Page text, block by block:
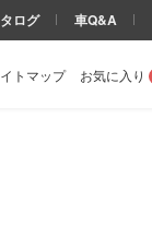
トマップ お気に入り
ログ 車Q&A